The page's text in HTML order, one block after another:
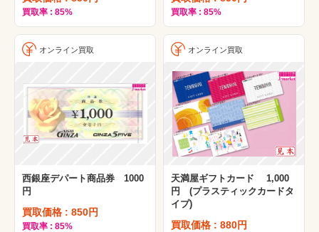
買取率 : 85% 買取率 : 85%
オンライン買取
西銀座デパート商品券 1000
円
買取価格 : 850円
買取率 : 85%
オンライン買取
天満屋ギフトカード 1,000
円 (プラスティックカードタ
イプ)
買取価格 : 880円